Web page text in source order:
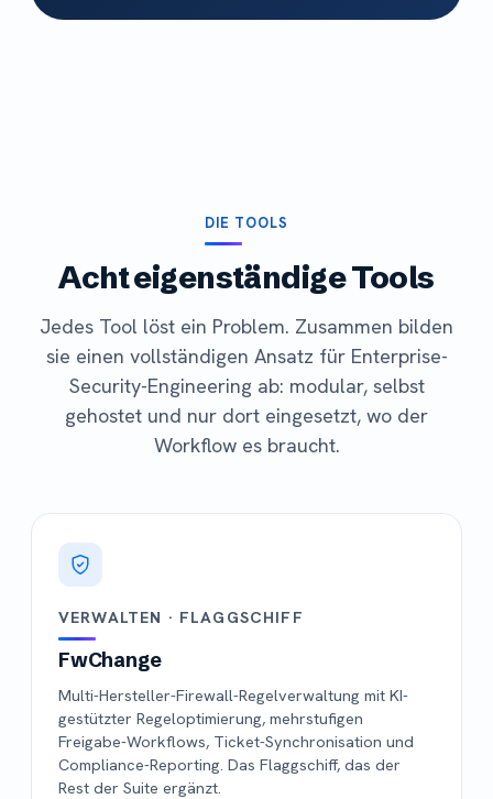
DIE TOOLS
Acht eigenständige Tools
Jedes Tool löst ein Problem. Zusammen bilden
sie einen vollständigen Ansatz für Enterprise-
Security-Engineering ab: modular, selbst
gehostet und nur dort eingesetzt, wo der
Workflow es braucht.
VERWALTEN · FLAGGSCHIFF
FwChange
Multi-Hersteller-Firewall-Regelverwaltung mit KI-
gestützter Regeloptimierung, mehrstufigen
Freigabe-Workflows, Ticket-Synchronisation und
Compliance-Reporting. Das Flaggschiff, das der
Rest der Suite ergänzt.